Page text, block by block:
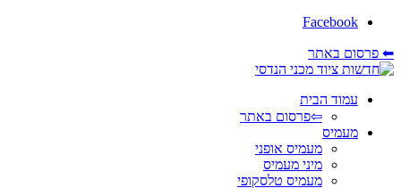
Facebook
⬅ פרסום באתר
עמוד הבית
⇦פרסום באתר
מעמיס
מעמיס אופני
מיני מעמיס
מעמיס טלסקופי